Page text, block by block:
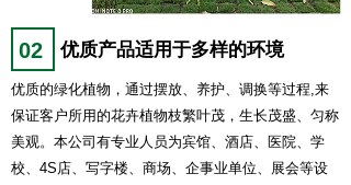
02 优质产品适用于多样的环境
优质的绿化植物，通过摆放、养护、调换等过程,来
保证客户所用的花卉植物枝繁叶茂，生长茂盛、匀称
美观。本公司有专业人员为宾馆、酒店、医院、学
校、4S店、写字楼、商场、企事业单位、展会等设